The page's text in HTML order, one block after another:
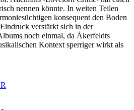
nennen könnte. In weiten Teilen
konsequent den Boden
verstärkt sich in der
noch einmal, da Åkerfeldts
Kontext sperriger wirkt als